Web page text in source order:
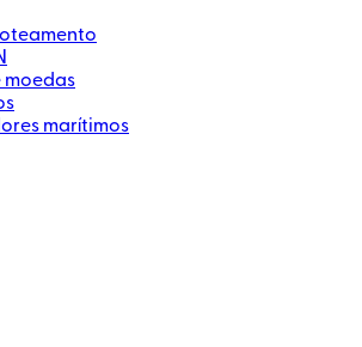
moedas
marítimos